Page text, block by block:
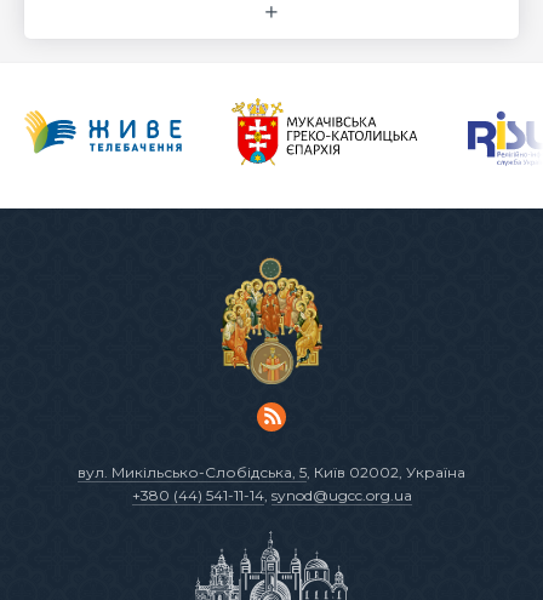
вул. Микільсько-Слобідська, 5, Київ 02002, Україна
+380 (44) 541-11-14, synod@ugcc.org.ua